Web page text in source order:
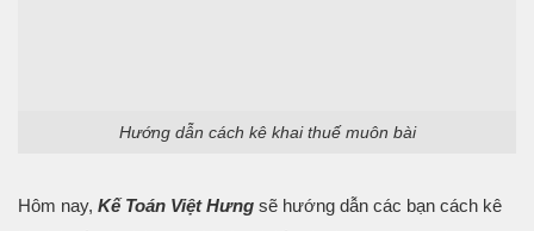
Hướng dẫn cách kê khai thuế muôn bài
Hôm nay, Kế Toán Việt Hưng sẽ hướng dẫn các bạn cách kê